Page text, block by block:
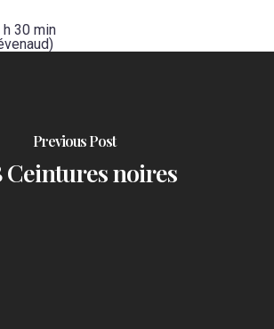
h 30 min
Previous Post
Ceintures noires